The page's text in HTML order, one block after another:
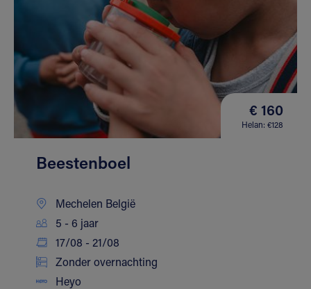
€ 160
Helan: €128
Beestenboel
Mechelen België
5 - 6 jaar
17/08 - 21/08
Zonder overnachting
Heyo